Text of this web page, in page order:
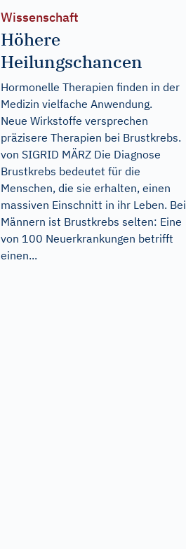
Wissenschaft
Höhere
Heilungschancen
Hormonelle Therapien finden in der
Medizin vielfache Anwendung.
Neue Wirkstoffe versprechen
präzisere Therapien bei Brustkrebs.
von SIGRID MÄRZ Die Diagnose
Brustkrebs bedeutet für die
Menschen, die sie erhalten, einen
massiven Einschnitt in ihr Leben. Bei
Männern ist Brustkrebs selten: Eine
von 100 Neuerkrankungen betrifft
einen...